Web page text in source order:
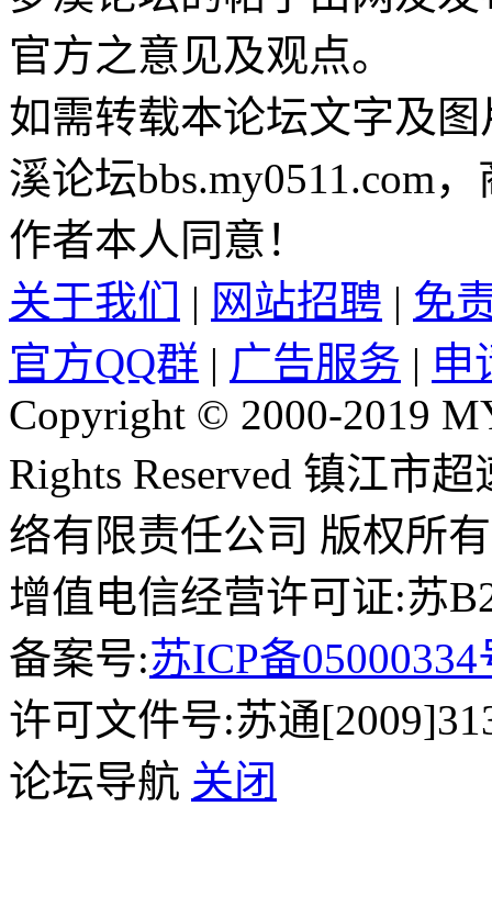
官方之意见及观点。
如需转载本论坛文字及
溪论坛bbs.my0511.com
作者本人同意！
关于我们
| 网站招聘 | 免
官方QQ群 | 广告服务 | 申
Copyright © 2000-2019
Rights Reserved 镇江市
络有限责任公司 版权所有
增值电信经营许可证:苏
备案号:苏ICP备05000334
许可文件号:苏通
论坛导航 关闭